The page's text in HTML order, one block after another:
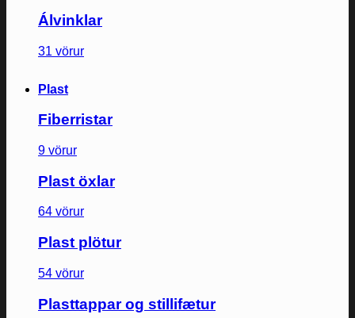
Álvinklar
31 vörur
Plast
Fiberristar
9 vörur
Plast öxlar
64 vörur
Plast plötur
54 vörur
Plasttappar og stillifætur